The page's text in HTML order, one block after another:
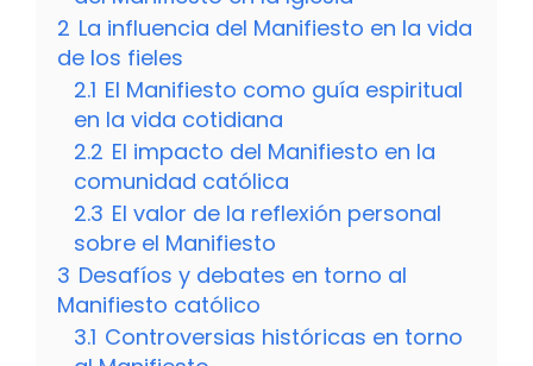
2 La influencia del Manifiesto en la vida
de los fieles
2.1 El Manifiesto como guía espiritual
en la vida cotidiana
2.2 El impacto del Manifiesto en la
comunidad católica
2.3 El valor de la reflexión personal
sobre el Manifiesto
3 Desafíos y debates en torno al
Manifiesto católico
3.1 Controversias históricas en torno